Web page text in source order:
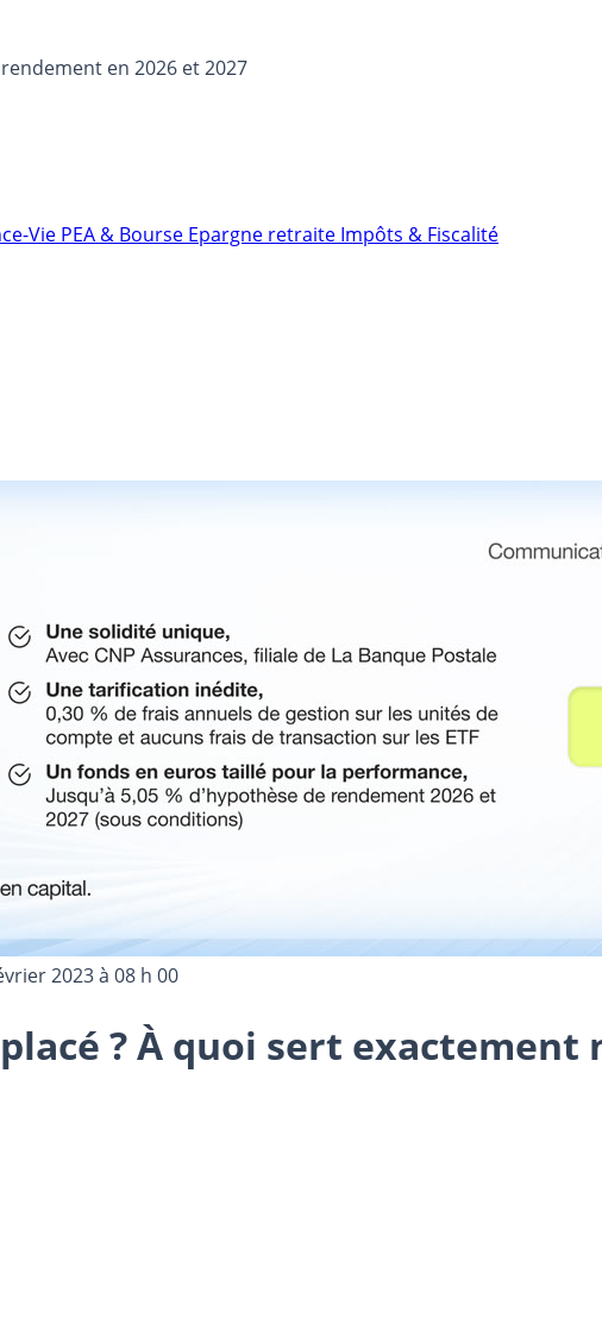
en 2026 et 2027
Vie PEA & Bourse Epargne retraite Impôts & Fiscalité
2023 à 08 h 00
? À quoi sert exactement